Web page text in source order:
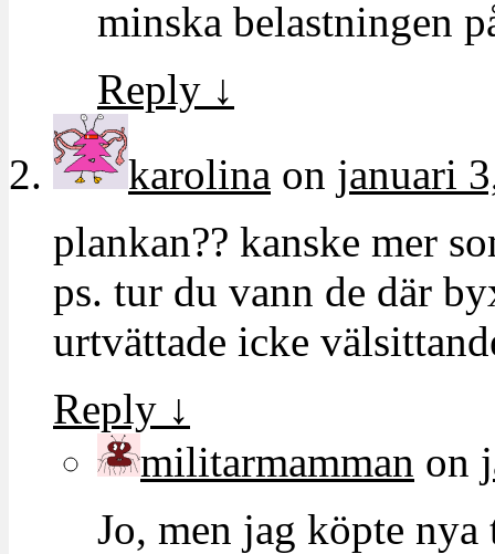
minska belastningen
Reply ↓
karolina on januari
plankan?? kanske mer
ps. tur du vann de där
urtvättade icke
Reply ↓
militarmamman on
Jo, men jag köpte